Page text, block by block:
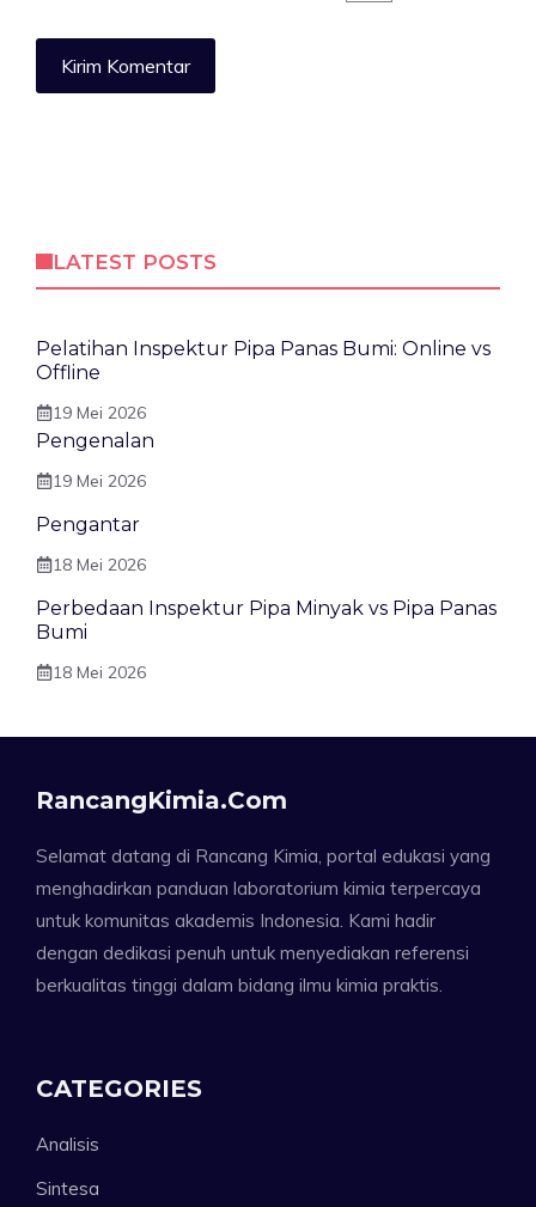
LATEST POSTS
Pelatihan Inspektur Pipa Panas Bumi: Online vs
Offline
19 Mei 2026
Pengenalan
19 Mei 2026
Pengantar
18 Mei 2026
Perbedaan Inspektur Pipa Minyak vs Pipa Panas
Bumi
18 Mei 2026
RancangKimia.com
Selamat datang di Rancang Kimia, portal edukasi yang
menghadirkan panduan laboratorium kimia terpercaya
untuk komunitas akademis Indonesia. Kami hadir
dengan dedikasi penuh untuk menyediakan referensi
berkualitas tinggi dalam bidang ilmu kimia praktis.
CATEGORIES
Analisis
Sintesa